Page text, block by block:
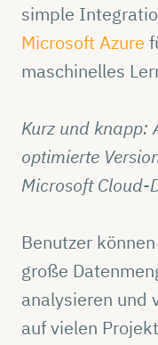
simple
Microsoft Azure
maschinelles
Kurz und knapp:
optimierte
Microsoft Cloud-
Benutzer
große
analysieren und
auf vielen